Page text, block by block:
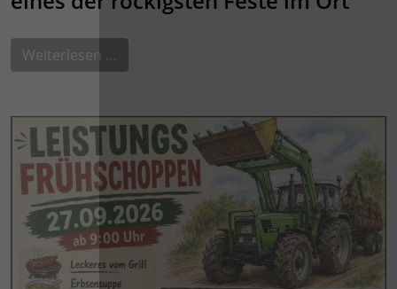
Weiterlesen …